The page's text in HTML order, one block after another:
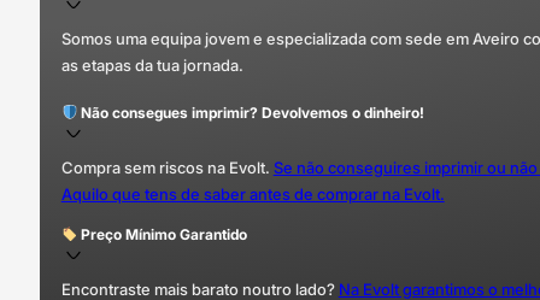
Somos uma equipa jovem e especializada com sede em Aveiro
as etapas da tua jornada.
Não consegues imprimir? Devolvemos o dinheiro!
Compra sem riscos na Evolt. Se não conseguires imprimir ou
Aquilo que tens de saber antes de comprar na Evolt.
Preço Mínimo Garantido
Encontraste mais barato noutro lado? Na Evolt garantimos o